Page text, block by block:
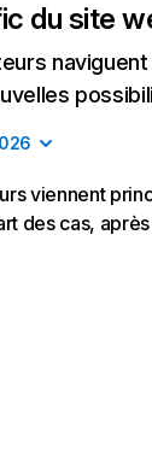
du site
viennent
des cas,